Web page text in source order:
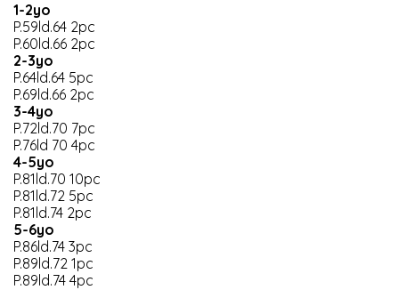
1-2yo
P.59ld.64 2pc
P.60ld.66 2pc
2-3yo
P.64ld.64 5pc
P.69ld.66 2pc
3-4yo
P.72ld.70 7pc
P.76ld 70 4pc
4-5yo
P.81ld.70 10pc
P.81ld.72 5pc
P.81ld.74 2pc
5-6yo
P.86ld.74 3pc
P.89ld.72 1pc
P.89ld.74 4pc